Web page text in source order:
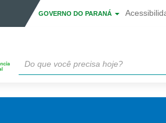
GOVERNO DO PARANÁ